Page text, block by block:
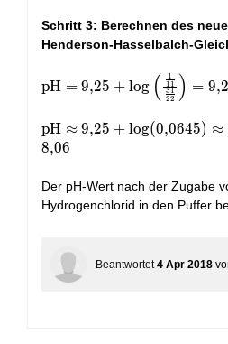
\frac{1}{11} \, \text{M}
Schritt 3: Berechnen des
Henderson-Hasselbalch-
\text{pH} =
\left(
\frac{\frac{1}
{11}}
{22}} \right)
= 9,25 + \log
pH = 9,25 + log ( 22
31
1 1
1 ) = 9,2
\text{pH}
\approx
\log(0,0645)
\approx
8,06
pH ≈ 9,25 + log(0,0645) ≈
8,06
Der pH-Wert nach der Zugabe
Hydrogenchlorid in den Puffer
Beantwortet 4 Apr 2018